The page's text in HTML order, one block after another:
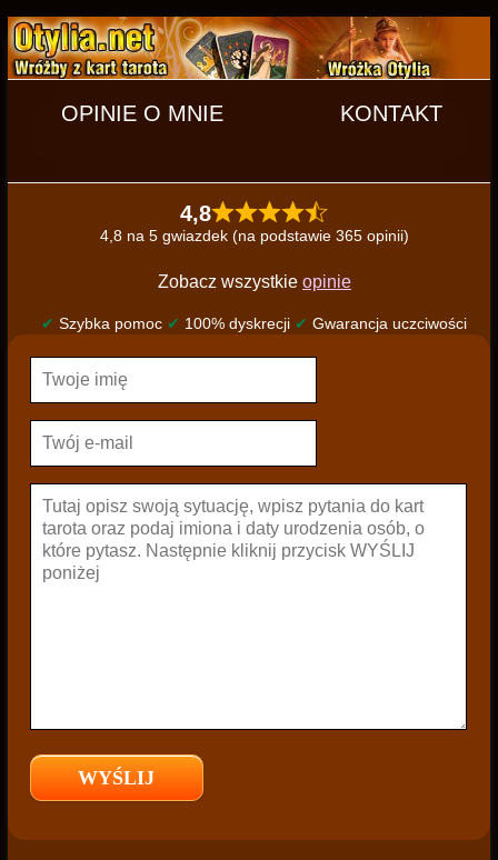
OPINIE O MNIE KONTAKT
4,8
4,8 na 5 gwiazdek (na podstawie 365 opinii)
Zobacz wszystkie opinie
✔ Szybka pomoc ✔ 100% dyskrecji ✔ Gwarancja uczciwości